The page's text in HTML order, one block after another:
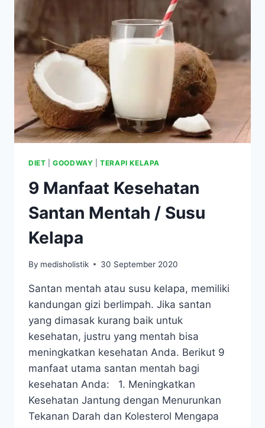
TINGGI,
DAN
SEMBELIT
DIET |GOODWAY |TERAPI KELAPA
9 Manfaat Kesehatan
Santan Mentah / Susu
Kelapa
By medisholistik 30 September 2020
Santan mentah atau susu kelapa, memiliki
kandungan gizi berlimpah. Jika santan
yang dimasak kurang baik untuk
kesehatan, justru yang mentah bisa
meningkatkan kesehatan Anda. Berikut 9
manfaat utama santan mentah bagi
kesehatan Anda: 1. Meningkatkan
Kesehatan Jantung dengan Menurunkan
Tekanan Darah dan Kolesterol Mengapa